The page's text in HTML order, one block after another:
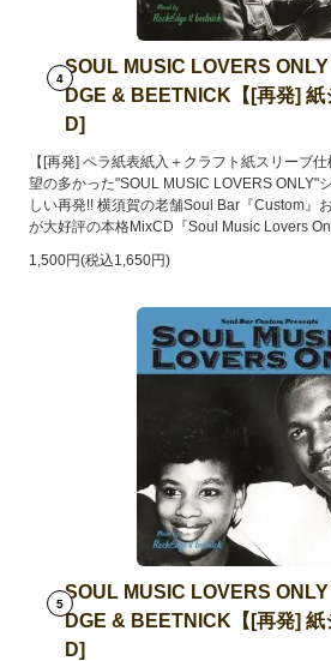
4
SOUL MUSIC LOVERS
DGE & BEETNICK【[再発] 紙
D]
【[再発] ペラ紙表紙入＋クラフト紙スリーブ
望の多かった"SOUL MUSIC LOVERS ONLY"
しい再発!! 横須賀の老舗Soul Bar『Custom』
が大好評の本格MixCD『Soul Music Lovers
1,500円(税込1,650円)
5
SOUL MUSIC LOVERS
DGE & BEETNICK【[再発] 紙
D]